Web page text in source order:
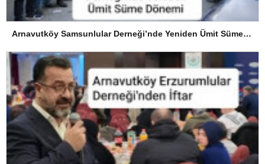
Arnavutköy Samsunlular Derneği’nde Yeniden Ümit Süme Dönemi